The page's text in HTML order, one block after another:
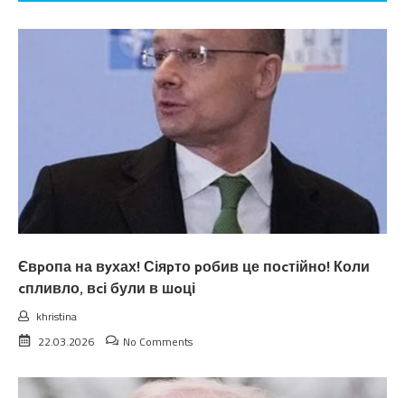
Євpопа на вyхах! Сіяpто pобив це поcтійно! Коли
cпливло, вcі були в шoці
khristina
22.03.2026
No Comments